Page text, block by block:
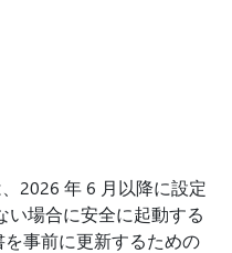
2026 年 6 月以降に設定
い場合に安全に起動する
事前に更新するための